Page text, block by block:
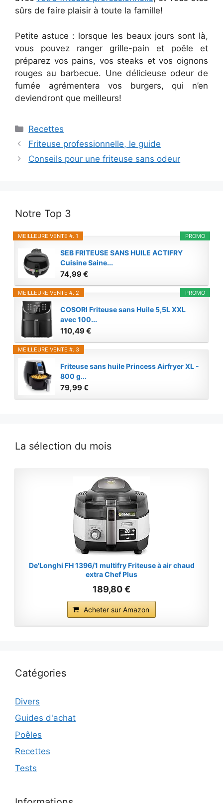
sûrs de faire plaisir à toute la famille!
Petite astuce : lorsque les beaux jours sont là,
vous pouvez ranger grille-pain et poêle et
préparez vos pains, vos steaks et vos oignons
rouges au barbecue. Une délicieuse odeur de
fumée agrémentera vos burgers, qui n’en
deviendront que meilleurs!
Catégories
Recettes
Friteuse professionnelle, le guide
Conseils pour une friteuse sans odeur
Notre Top 3
PROMO
MEILLEURE VENTE #. 1
SEB FRITEUSE SANS HUILE ACTIFRY
Cuisine Saine...
74,99 €
PROMO
MEILLEURE VENTE #. 2
COSORI Friteuse sans Huile 5,5L XXL
avec 100...
110,49 €
MEILLEURE VENTE #. 3
Friteuse sans huile Princess Airfryer XL -
800 g...
79,99 €
La sélection du mois
De'Longhi FH 1396/1 multifry Friteuse à air chaud
extra Chef Plus
189,80 €
Acheter sur Amazon
Catégories
Divers
Guides d'achat
Poêles
Recettes
Tests